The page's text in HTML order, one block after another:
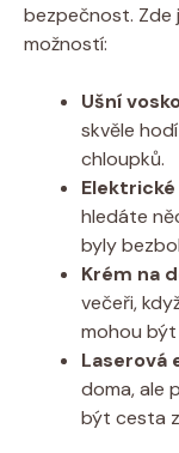
bezpečnost. Zde
možností:
Ušní
skvěle
chloupků.
hledáte
byly
Krém na
večeři,
mohou být
Laserová
doma, ale
být cesta